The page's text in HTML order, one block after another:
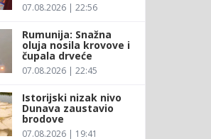
07.08.2026 | 22:56
Rumunija: Snažna
oluja nosila krovove i
čupala drveće
07.08.2026 | 22:45
Istorijski nizak nivo
Dunava zaustavio
brodove
07.08.2026 | 19:41